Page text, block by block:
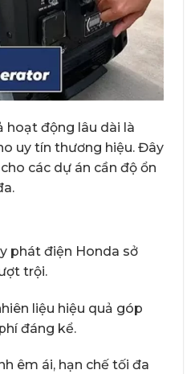
hoạt động lâu dài là
uy tín thương hiệu. Đây
các dự án cần độ ổn
phát điện Honda sở
trội.
liệu hiệu quả góp
đáng kể.
êm ái, hạn chế tối đa